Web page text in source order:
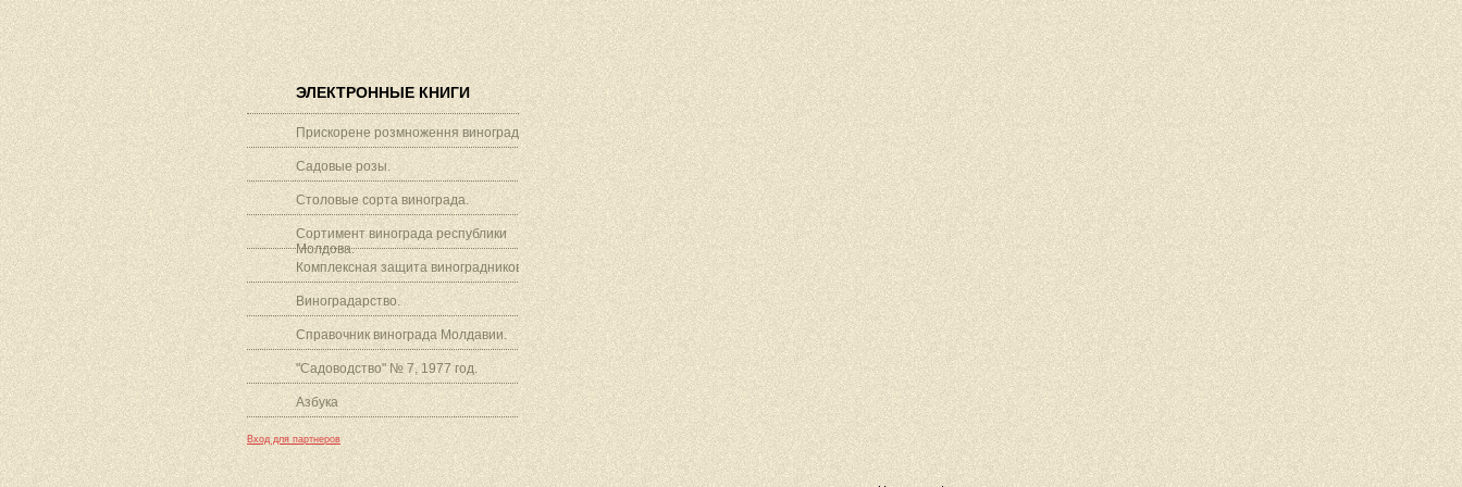
ЭЛЕКТРОННЫЕ КНИГИ
Прискорене розмноження винограду.
Садовые розы.
Столовые сорта винограда.
Сортимент винограда республики
Молдова.
Комплексная защита виноградников.
Виноградарство.
Справочник винограда Молдавии.
"Садоводство" № 7, 1977 год.
Азбука
Вход для партнеров